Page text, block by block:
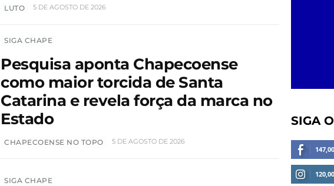
LUTO 5 DE AGOSTO DE 2026
SIGA CHAPE
Pesquisa aponta Chapecoense
como maior torcida de Santa
Catarina e revela força da marca no
Estado
CHAPECOENSE NO TOPO 5 DE AGOSTO DE 2026
SIGA CHAPE
SIGA